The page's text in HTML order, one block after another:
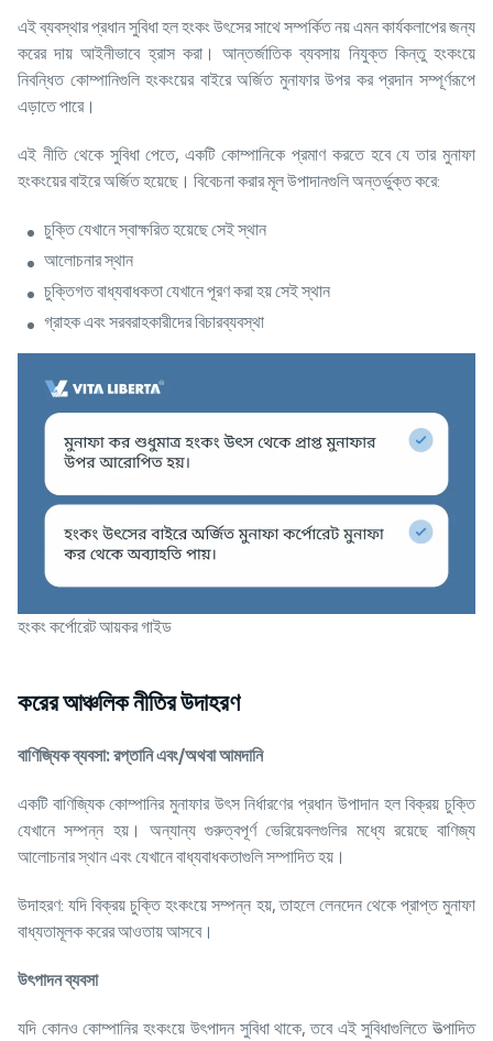
এই ব্যবস্থার প্রধান সুবিধা হল হংকং উৎসের সাথে সম্পর্কিত নয় এমন কার্যকলাপের জন্য
করের দায় আইনীভাবে হ্রাস করা। আন্তর্জাতিক ব্যবসায় নিযুক্ত কিন্তু হংকংয়ে
নিবন্ধিত কোম্পানিগুলি হংকংয়ের বাইরে অর্জিত মুনাফার উপর কর প্রদান সম্পূর্ণরূপে
এড়াতে পারে।
এই নীতি থেকে সুবিধা পেতে, একটি কোম্পানিকে প্রমাণ করতে হবে যে তার মুনাফা
হংকংয়ের বাইরে অর্জিত হয়েছে। বিবেচনা করার মূল উপাদানগুলি অন্তর্ভুক্ত করে:
চুক্তি যেখানে স্বাক্ষরিত হয়েছে সেই স্থান
আলোচনার স্থান
চুক্তিগত বাধ্যবাধকতা যেখানে পূরণ করা হয় সেই স্থান
গ্রাহক এবং সরবরাহকারীদের বিচারব্যবস্থা
হংকং কর্পোরেট আয়কর গাইড
করের আঞ্চলিক নীতির উদাহরণ
বাণিজ্যিকব্যবসা:রপ্তানিএবং/অথবাআমদানি
একটি বাণিজ্যিক কোম্পানির মুনাফার উৎস নির্ধারণের প্রধান উপাদান হল বিক্রয় চুক্তি
যেখানে সম্পন্ন হয়। অন্যান্য গুরুত্বপূর্ণ ভেরিয়েবলগুলির মধ্যে রয়েছে বাণিজ্য
আলোচনার স্থান এবং যেখানে বাধ্যবাধকতাগুলি সম্পাদিত হয়।
উদাহরণ: যদি বিক্রয় চুক্তি হংকংয়ে সম্পন্ন হয়, তাহলে লেনদেন থেকে প্রাপ্ত মুনাফা
বাধ্যতামূলক করের আওতায় আসবে।
উৎপাদনব্যবসা
যদি কোনও কোম্পানির হংকংয়ে উৎপাদন সুবিধা থাকে, তবে এই সুবিধাগুলিতে উত্পাদিত